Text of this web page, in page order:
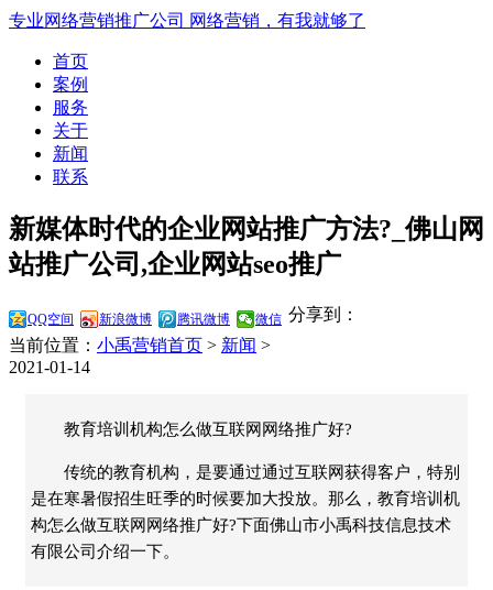
专业网络营销推广公司 网络营销，有我就够了
首页
案例
服务
关于
新闻
联系
新媒体时代的企业网站推广方法?_佛山网
站推广公司,企业网站seo推广
分享到：
QQ空间 新浪微博 腾讯微博 微信
当前位置： 小禹营销首页 > 新闻 >
2021-01-14
教育培训机构怎么做互联网网络推广好?
传统的教育机构，是要通过通过互联网获得客户，特别
是在寒暑假招生旺季的时候要加大投放。那么，教育培训机
构怎么做互联网网络推广好?下面佛山市小禹科技信息技术
有限公司介绍一下。